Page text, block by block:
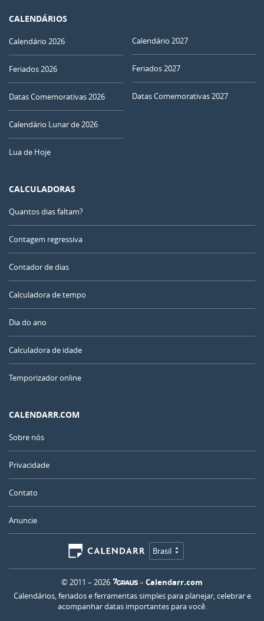
CALENDÁRIOS
Calendário 2026
Feriados 2026
Datas Comemorativas 2026
Calendário Lunar de 2026
Lua de Hoje
Calendário 2027
Feriados 2027
Datas Comemorativas 2027
CALCULADORAS
Quantos dias faltam?
Contagem regressiva
Contador de dias
Calculadora de tempo
Dia do ano
Calculadora de idade
Temporizador online
CALENDARR.COM
Sobre nós
Privacidade
Contato
Anuncie
Brasil
© 2011 – 2026 – Calendarr.com
Calendários, feriados e ferramentas simples para planejar, celebrar e
acompanhar datas importantes para você.